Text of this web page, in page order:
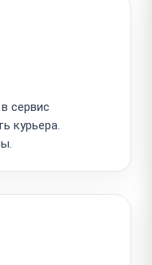
сервис
курьера.